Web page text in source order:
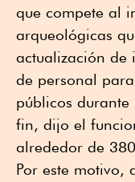
que compete al
arqueológicas
actualización de
de personal
públicos durante
fin, dijo el
alrededor de
Por este motivo,